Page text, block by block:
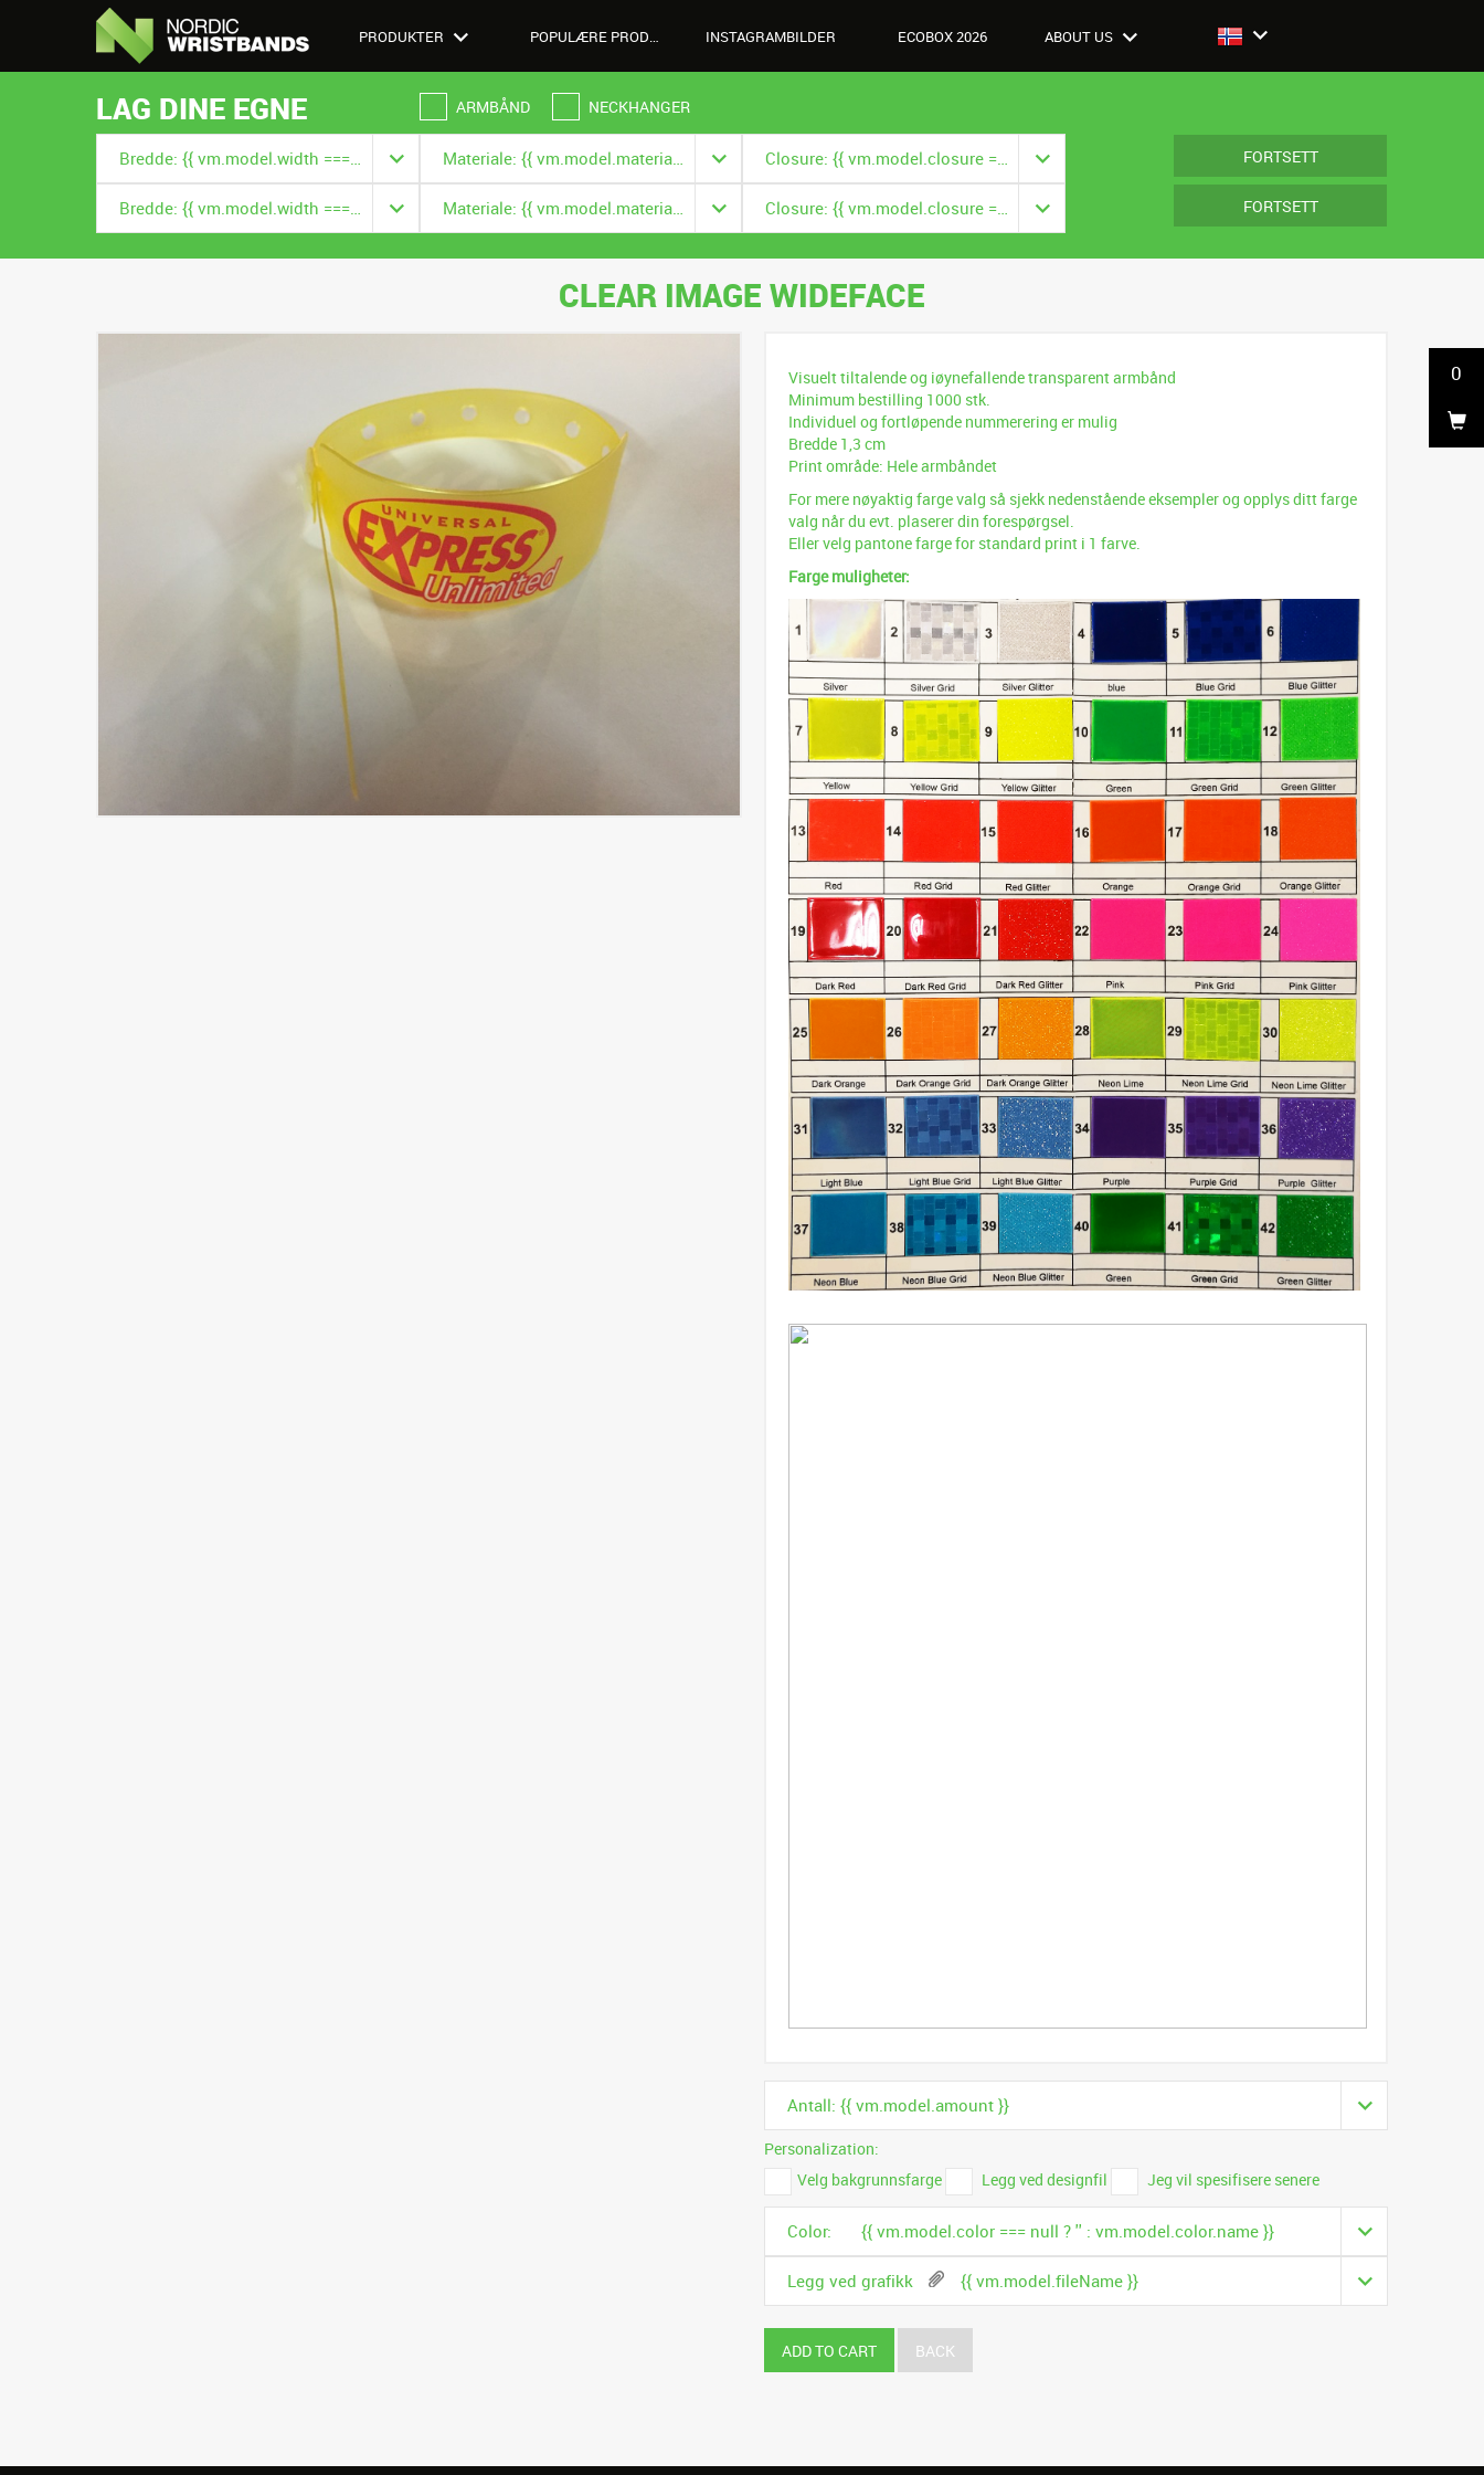
PRODUKTER INSTAGRAMBILDER ECOBOX 2026 ABOUT US
0
LAG DINE EGNE ARMBÅND NECKHANGER
Bredde: {{ vm.model.width === null ? '' : vm.model.width.title }} Materiale: {{ vm.model.material === null ? '' : vm.model.material.title }} Closure: {{ vm.model.closure === null ? '' : vm.model.closure.title }} FORTSETT
Bredde: {{ vm.model.width === null ? '' : vm.model.width.title }} Materiale: {{ vm.model.material === null ? '' : vm.model.material.title }} Closure: {{ vm.model.closure === null ? '' : vm.model.closure.title }} FORTSETT
CLEAR IMAGE WIDEFACE
Visuelt tiltalende og iøynefallende transparent armbånd
Minimum bestilling 1000 stk.
Individuel og fortløpende nummerering er mulig
Bredde 1,3 cm
Print område: Hele armbåndet
For mere nøyaktig farge valg så sjekk nedenstående eksempler og opplys ditt farge
valg når du evt. plaserer din forespørgsel.
Eller velg pantone farge for standard print i 1 farve.
Farge muligheter:
Antall: {{ vm.model.amount }}
Personalization:
Velg bakgrunnsfarge
Legg ved designfil Jeg vil spesifisere senere
Color: {{ vm.model.color === null ? '' : vm.model.color.name }}
Legg ved grafikk {{ vm.model.fileName }}
ADD TO CART BACK